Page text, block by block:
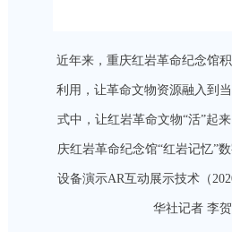
近年来，重庆红岩革命纪念馆
利用，让革命文物资源融入到
式中，让红岩革命文物“活”起
庆红岩革命纪念馆“红岩记忆”
设备演示AR互动展示技术（
华社记者 李